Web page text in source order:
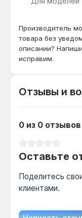
Италия.
Производитель
товара без
описании?
исправим.
Отзывы и
0 из 0 отзывов
Оставьте
Поделитесь
клиентами.